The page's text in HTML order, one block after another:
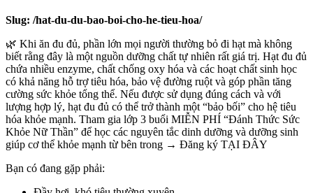
Slug: /hat-du-du-bao-boi-cho-he-tieu-hoa/
🌿 Khi ăn đu đủ, phần lớn mọi người thường bỏ đi hạt mà không
biết rằng đây là một nguồn dưỡng chất tự nhiên rất giá trị. Hạt đu đủ
chứa nhiều enzyme, chất chống oxy hóa và các hoạt chất sinh học
có khả năng hỗ trợ tiêu hóa, bảo vệ đường ruột và góp phần tăng
cường sức khỏe tổng thể. Nếu được sử dụng đúng cách và với
lượng hợp lý, hạt đu đủ có thể trở thành một “bảo bối” cho hệ tiêu
hóa khỏe mạnh. Tham gia lớp 3 buổi MIỄN PHÍ “Đánh Thức Sức
Khỏe Nữ Thần” để học các nguyên tắc dinh dưỡng và dưỡng sinh
giúp cơ thể khỏe mạnh từ bên trong → Đăng ký TẠI ĐÂY
Bạn có đang gặp phải: